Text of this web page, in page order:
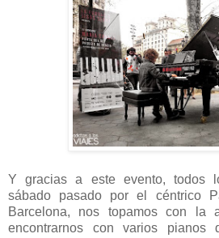
Y gracias a este evento, todos
sábado pasado por el céntrico
Barcelona, nos topamos con la
encontrarnos con varios pianos